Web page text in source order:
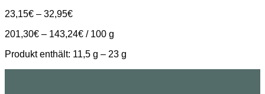
23,15€ – 32,95€
201,30€ – 143,24€ / 100 g
Produkt enthält: 11,5 g – 23 g